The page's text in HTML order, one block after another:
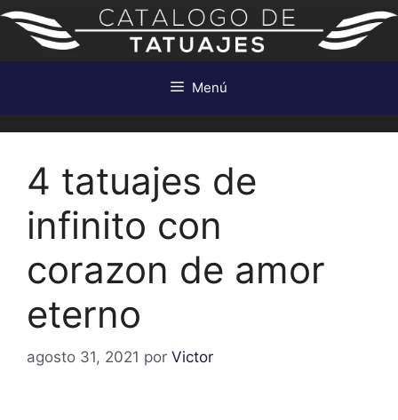
Saltar
contenido
Menú
4 tatuajes de
infinito con
corazon de amor
eterno
agosto 31, 2021 por Victor